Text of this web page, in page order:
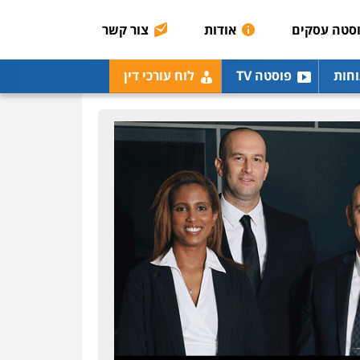
עסקים אודות צור קשר
פוסטה TV לוח עורכי דין
מנשה, אלמוג – עורכי דין
פלילי עבירות תנועה
צווארון לבן תעבורה עורכי
דין לענייני אסירים מעצרים
0546470989
עו"ד אבי כהן
פלילי פשיעה חמורה
קטינים אלימות סמים
עבירות מין
0523647066
ויקי שמואל – משרד עו"ד
משפט פלילי
0528959600